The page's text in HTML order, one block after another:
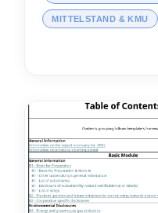
MITTELSTAND & KMU